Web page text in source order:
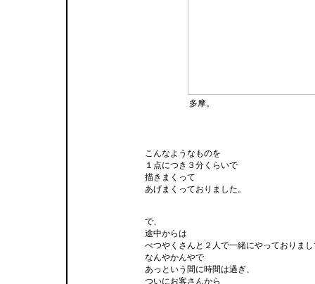
多摩。
こんなようなものを
１点につき３分くらいで
描きまくって
あげまくっておりました。
で、
途中からは
べつやくさんと２人で一緒にやっておりまし
なんやかんやで
あっという間に時間は過ぎ、
ついにお客さんから